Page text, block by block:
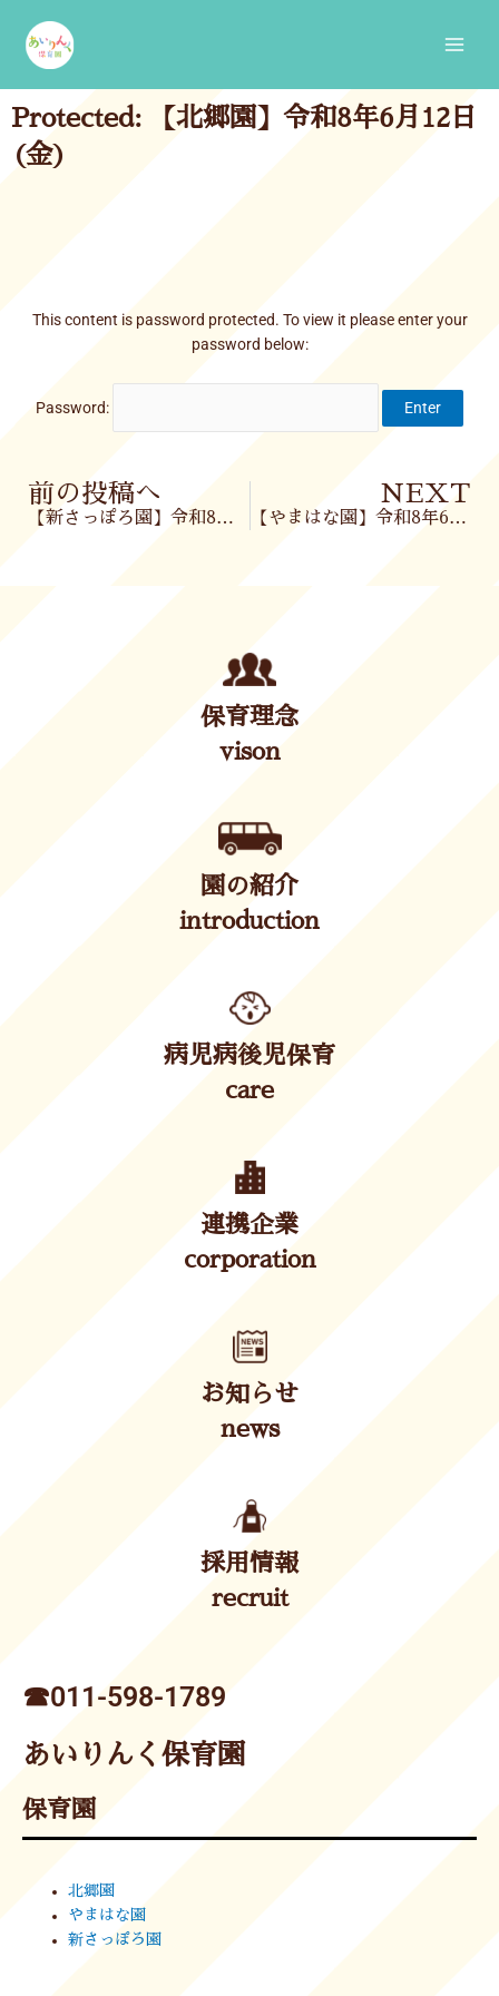
content
Protected: 【北郷園】令和8年6月12日
(金)
This content is password protected. To view it please enter your
password below:
Password:
Prev
前の投稿へ
【新さっぽろ園】令和8年6月11日(木)
NEXT
【やまはな園】令和8年6月12日（金）
保育理念
vison
園の紹介
introduction
病児病後児保育
care
連携企業
corporation
お知らせ
news
採用情報
recruit
☎︎011-598-1789
あいりんく保育園
保育園
北郷園
やまはな園
新さっぽろ園